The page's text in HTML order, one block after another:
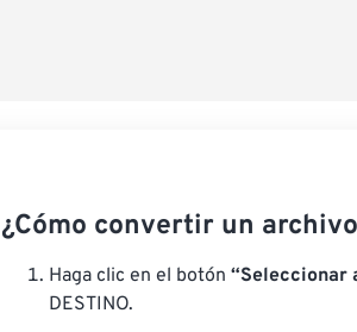
¿Cómo convertir un
Haga clic en el botón “Seleccionar
DESTINO.